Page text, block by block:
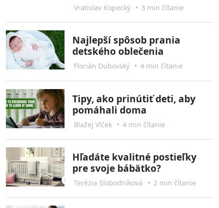
Vratislav Kopecký • 3 min čítanie
Najlepší spôsob prania
detského oblečenia
Florián Dubovský • 4 min čítanie
Tipy, ako prinútiť deti, aby
pomáhali doma
Blažej Vlček • 4 min čítanie
Hľadáte kvalitné postieľky
pre svoje bábätko?
Terézia Slobodníková • 2 min čítanie